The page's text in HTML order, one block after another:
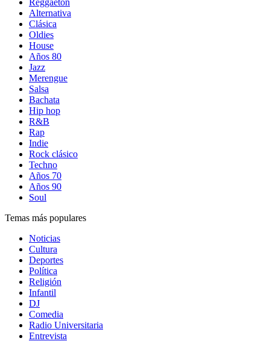
Reggaetón
Alternativa
Clásica
Oldies
House
Años 80
Jazz
Merengue
Salsa
Bachata
Hip hop
R&B
Rap
Indie
Rock clásico
Techno
Años 70
Años 90
Soul
Temas más populares
Noticias
Cultura
Deportes
Política
Religión
Infantil
DJ
Comedia
Radio Universitaria
Entrevista